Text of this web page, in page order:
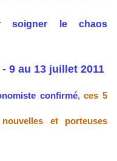
soigner le chaos
9 au 13 juillet 2011
confirmé, ces 5
et porteuses